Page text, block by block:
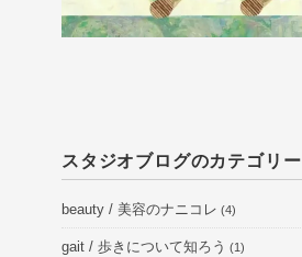
スタジオブログのカテゴリー
beauty / 美容のナニコレ (4)
gait / 歩きについて知ろう (1)